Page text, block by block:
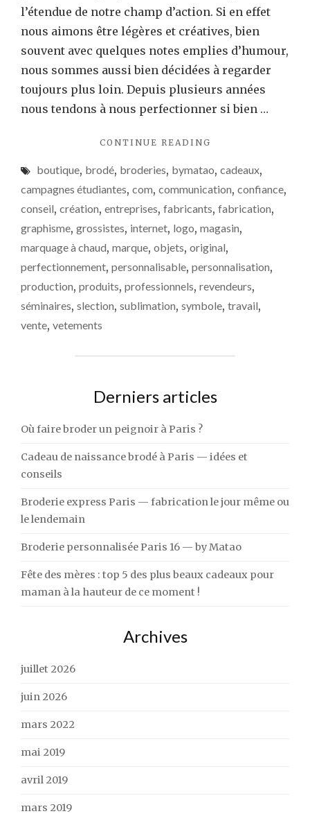
l’étendue de notre champ d’action. Si en effet
nous aimons être légères et créatives, bien
souvent avec quelques notes emplies d’humour,
nous sommes aussi bien décidées à regarder
toujours plus loin. Depuis plusieurs années
nous tendons à nous perfectionner si bien …
CONTINUE READING
ONT
FAIT
!"
boutique, brodé, broderies, bymatao, cadeaux,
campagnes étudiantes, com, communication, confiance,
conseil, création, entreprises, fabricants, fabrication,
graphisme, grossistes, internet, logo, magasin,
marquage à chaud, marque, objets, original,
perfectionnement, personnalisable, personnalisation,
production, produits, professionnels, revendeurs,
séminaires, slection, sublimation, symbole, travail,
vente, vetements
Derniers articles
Où faire broder un peignoir à Paris ?
Cadeau de naissance brodé à Paris — idées et
conseils
Broderie express Paris — fabrication le jour même ou
le lendemain
Broderie personnalisée Paris 16 — by Matao
Fête des mères : top 5 des plus beaux cadeaux pour
maman à la hauteur de ce moment !
Archives
juillet 2026
juin 2026
mars 2022
mai 2019
avril 2019
mars 2019